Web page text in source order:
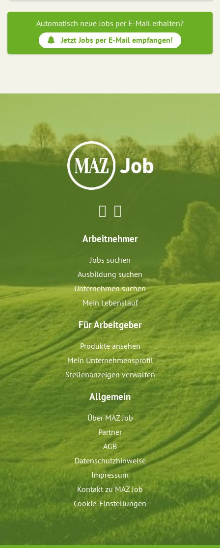
Automatisch neue Jobs per E-Mail erhalten?
Jetzt Jobs per E-Mail empfangen!
Arbeitnehmer
Jobs suchen
Ausbildung suchen
Unternehmen suchen
Mein Lebenslauf
Für Arbeitgeber
Produkte ansehen
Mein Unternehmensprofil
Stellenanzeigen verwalten
Allgemein
Über MAZ Job
Partner
AGB
Datenschutzhinweise
Impressum
Kontakt zu MAZ Job
Cookie-Einstellungen